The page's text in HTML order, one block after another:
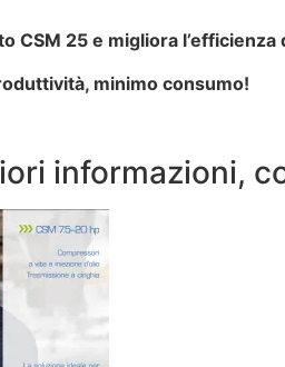
CSM 25 e migliora
minimo consumo!
informazioni,